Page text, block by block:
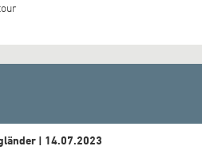
| 14.07.2023